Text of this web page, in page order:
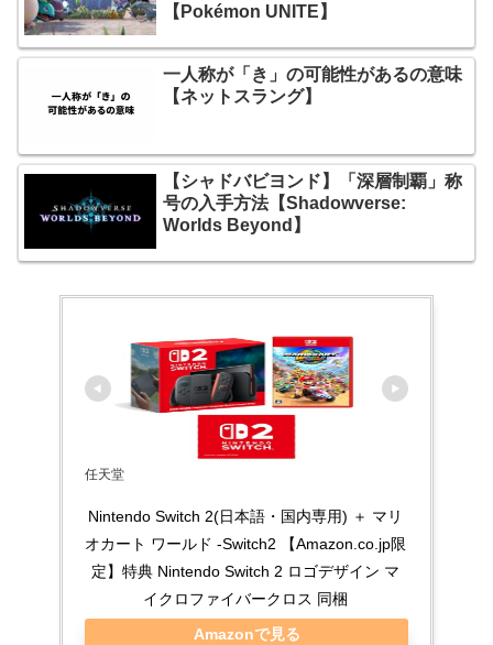
【Pokémon UNITE】
一人称が「き」の可能性があるの意味
【ネットスラング】
【シャドバビヨンド】「深層制覇」称
号の入手方法【Shadowverse:
Worlds Beyond】
任天堂
Nintendo Switch 2(日本語・国内専用) ＋ マリ
オカート ワールド -Switch2 【Amazon.co.jp限
定】特典 Nintendo Switch 2 ロゴデザイン マ
イクロファイバークロス 同梱
Amazonで見る